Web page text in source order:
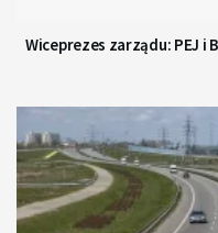
Wiceprezes zarządu: PEJ i